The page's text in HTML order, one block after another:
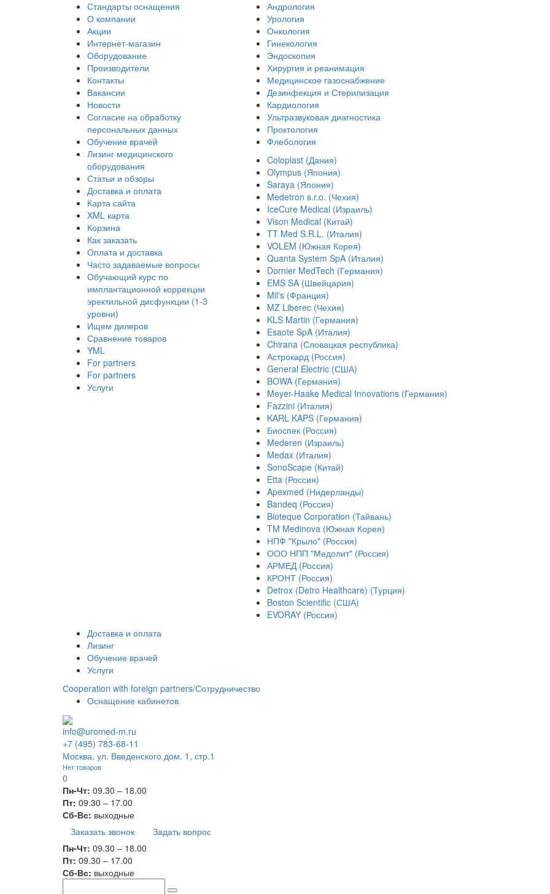
Стандарты оснащения
О компании
Акции
Интернет-магазин
Оборудование
Производители
Контакты
Вакансии
Новости
Согласие на обработку
персональных данных
Обучение врачей
Лизинг медицинского
оборудования
Статьи и обзоры
Доставка и оплата
Карта сайта
XML карта
Корзина
Как заказать
Оплата и доставка
Часто задаваемые вопросы
Обучающий курс по
имплантационной коррекции
эректильной дисфункции (1-3
уровни)
Ищем дилеров
Сравнение товаров
YML
For partners
For partners
Услуги
Андрология
Урология
Онкология
Гинекология
Эндоскопия
Хирургия и реанимация
Медицинское газоснабжение
Дезинфекция и Стерилизация
Кардиология
Ультразвуковая диагностика
Проктология
Флебология
Coloplast (Дания)
Olympus (Япония)
Saraya (Япония)
Medetron s.r.o. (Чехия)
IceCure Medical (Израиль)
Vison Medical (Китай)
TT Med S.R.L. (Италия)
VOLEM (Южная Корея)
Quanta System SpA (Италия)
Dornier MedTech (Германия)
EMS SA (Швейцария)
Mil's (Франция)
MZ Liberec (Чехия)
KLS Martin (Германия)
Esaote SpA (Италия)
Chirana (Словацкая республика)
Астрокард (Россия)
General Electric (США)
BOWA (Германия)
Meyer-Haake Medical Innovations (Германия)
Fazzini (Италия)
KARL KAPS (Германия)
Биоспек (Россия)
Mederen (Израиль)
Medax (Италия)
SonoScape (Китай)
Etta (Россия)
Apexmed (Нидерланды)
Bandeq (Россия)
Bioteque Corporation (Тайвань)
TM Medinova (Южная Корея)
НПФ "Крыло" (Россия)
ООО НПП "Медолит" (Россия)
АРМЕД (Россия)
КРОНТ (Россия)
Detrox (Detro Healthcare) (Турция)
Boston Scientific (США)
EVORAY (Россия)
Доставка и оплата
Лизинг
Обучение врачей
Услуги
Сooperation with foreign partners/Сотрудничество
Оснащение кабинетов
info@uromed-m.ru
+7 (495) 783-68-11
Москва, ул. Введенского дом. 1, стр.1
Нет товаров
0
Пн-Чт: 09.30 – 18.00
Пт: 09.30 – 17.00
Сб-Вс: выходные
Заказать звонок
Задать вопрос
Пн-Чт: 09.30 – 18.00
Пт: 09.30 – 17.00
Сб-Вс: выходные